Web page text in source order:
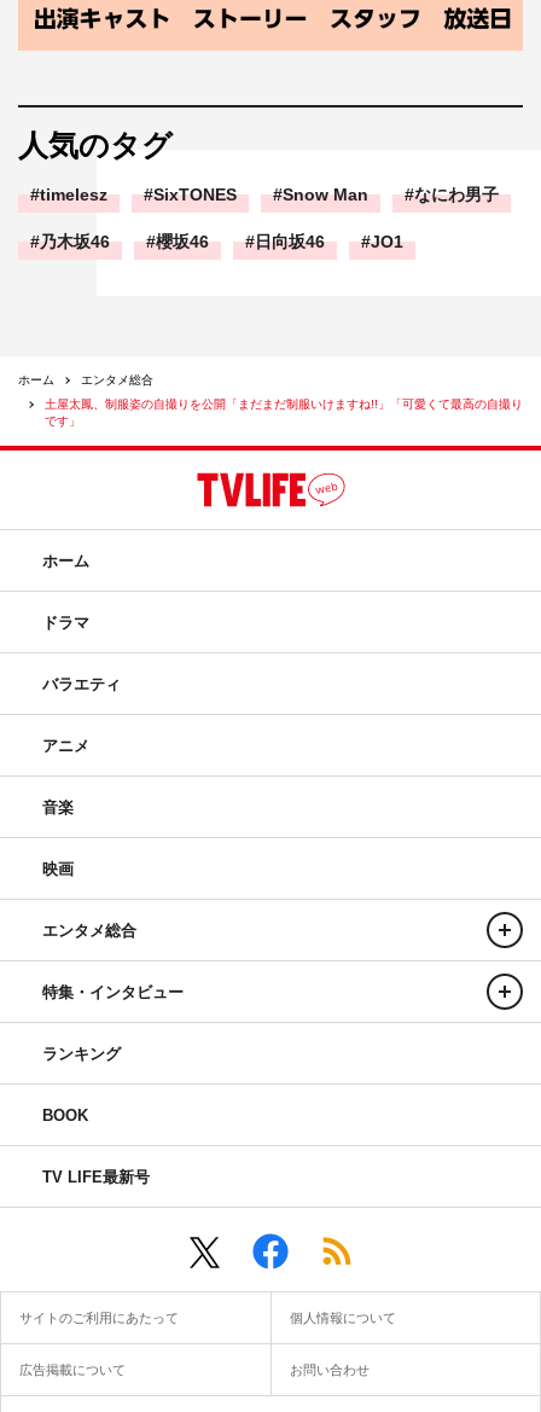
人気のタグ
timelesz SixTONES Snow Man なにわ男子
乃木坂46 櫻坂46 日向坂46 JO1
ホーム
エンタメ総合
土屋太鳳、制服姿の自撮りを公開「まだまだ制服いけますね!!」「可愛くて最高の自撮り
です」
ホーム
ドラマ
バラエティ
アニメ
音楽
映画
エンタメ総合
特集・インタビュー
ランキング
BOOK
TV LIFE最新号
サイトのご利用にあたって 個人情報について
広告掲載について お問い合わせ